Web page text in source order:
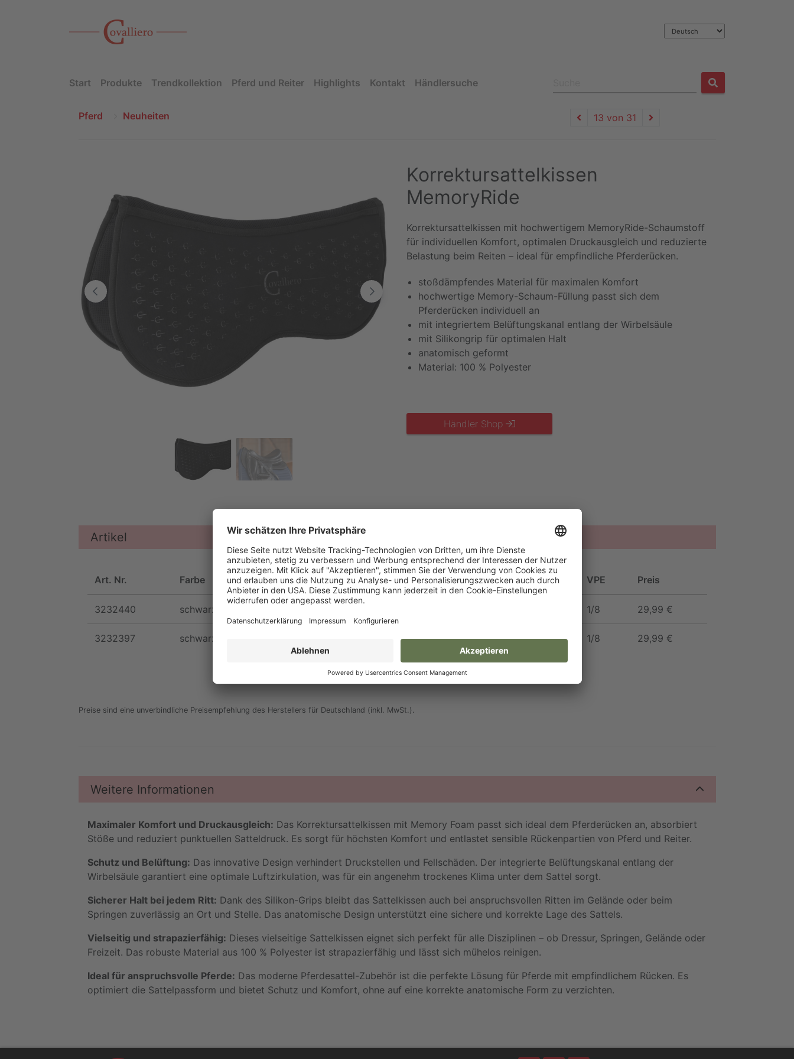
Start Produkte Trendkollektion Pferd und Reiter Highlights Kontakt Händlersuche
Pferd Neuheiten 13 von 31
Korrektursattelkissen
MemoryRide
Korrektursattelkissen mit hochwertigem MemoryRide-Schaumstoff
für individuellen Komfort, optimalen Druckausgleich und reduzierte
Belastung beim Reiten – ideal für empfindliche Pferderücken.
stoßdämpfendes Material für maximalen Komfort
hochwertige Memory-Schaum-Füllung passt sich dem
Pferderücken individuell an
mit integriertem Belüftungskanal entlang der Wirbelsäule
mit Silikongrip für optimalen Halt
anatomisch geformt
Material: 100 % Polyester
Händler Shop
Artikel
Art. Nr. Farbe Größe Breite A Höhe B max. Breite C VPE Preis
3232440 schwarz 1/8 29,99 €
3232397 schwarz 26 cm 62 cm 1/8 29,99 €
Preise sind eine unverbindliche Preisempfehlung des Herstellers für Deutschland (inkl. MwSt.).
Weitere Informationen
Maximaler Komfort und Druckausgleich: Das Korrektursattelkissen mit Memory Foam passt sich ideal dem Pferderücken an, absorbiert
Stöße und reduziert punktuellen Satteldruck. Es sorgt für höchsten Komfort und entlastet sensible Rückenpartien von Pferd und Reiter.
Schutz und Belüftung: Das innovative Design verhindert Druckstellen und Fellschäden. Der integrierte Belüftungskanal entlang der
Wirbelsäule garantiert eine optimale Luftzirkulation, was für ein angenehm trockenes Klima unter dem Sattel sorgt.
Sicherer Halt bei jedem Ritt: Dank des Silikon-Grips bleibt das Sattelkissen auch bei anspruchsvollen Ritten im Gelände oder beim
Springen zuverlässig an Ort und Stelle. Das anatomische Design unterstützt eine sichere und korrekte Lage des Sattels.
Vielseitig und strapazierfähig: Dieses vielseitige Sattelkissen eignet sich perfekt für alle Disziplinen – ob Dressur, Springen, Gelände oder
Freizeit. Das robuste Material aus 100 % Polyester ist strapazierfähig und lässt sich mühelos reinigen.
Ideal für anspruchsvolle Pferde: Das moderne Pferdesattel-Zubehör ist die perfekte Lösung für Pferde mit empfindlichem Rücken. Es
optimiert die Sattelpassform und bietet Schutz und Komfort, ohne auf eine korrekte anatomische Form zu verzichten.